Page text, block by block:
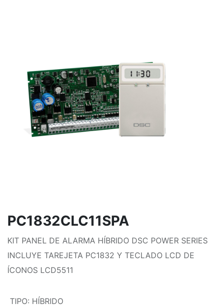
PC1832CLC11SPA
KIT PANEL DE ALARMA HÍBRIDO DSC POWER SERIES
INCLUYE TAREJETA PC1832 Y TECLADO LCD DE
ÍCONOS LCD5511
TIPO: HÍBRIDO